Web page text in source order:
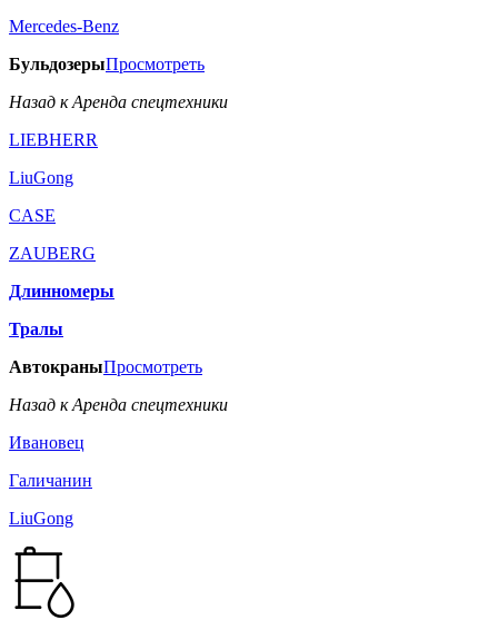
Mercedes-Benz
БульдозерыПросмотреть
Назад к Аренда спецтехники
LIEBHERR
LiuGong
CASE
ZAUBERG
Длинномеры
Тралы
АвтокраныПросмотреть
Назад к Аренда спецтехники
Ивановец
Галичанин
LiuGong